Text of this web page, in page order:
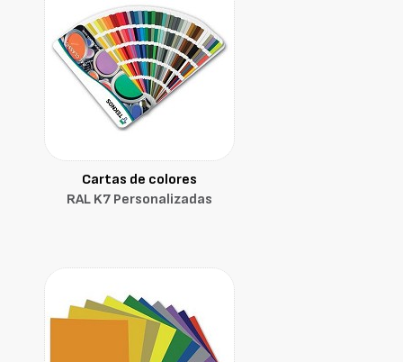
Cartas de colores
RAL K7 Personalizadas